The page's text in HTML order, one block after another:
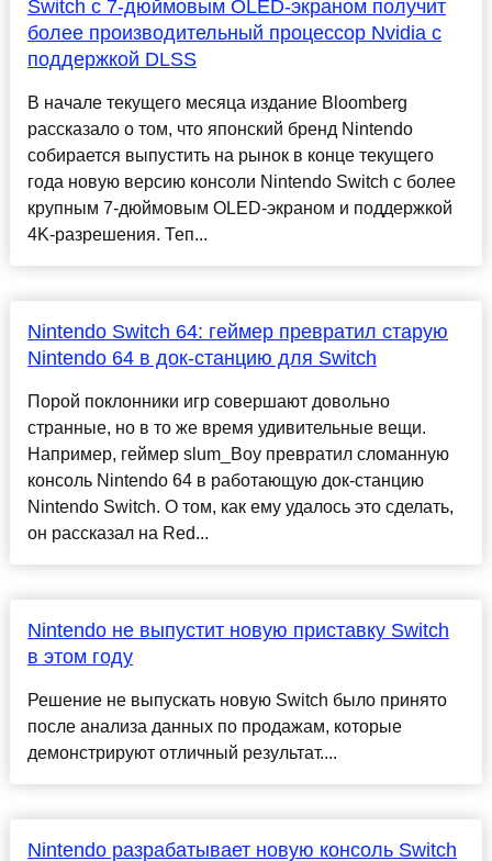
Switch с 7-дюймовым OLED-экраном получит
более производительный процессор Nvidia с
поддержкой DLSS
В начале текущего месяца издание Bloomberg
рассказало о том, что японский бренд Nintendo
собирается выпустить на рынок в конце текущего
года новую версию консоли Nintendo Switch с более
крупным 7-дюймовым OLED-экраном и поддержкой
4K-разрешения. Теп...
Nintendo Switch 64: геймер превратил старую
Nintendo 64 в док-станцию для Switch
Порой поклонники игр совершают довольно
странные, но в то же время удивительные вещи.
Например, геймер slum_Boy превратил сломанную
консоль Nintendo 64 в работающую док-станцию
Nintendo Switch. О том, как ему удалось это сделать,
он рассказал на Red...
Nintendo не выпустит новую приставку Switch
в этом году
Решение не выпускать новую Switch было принято
после анализа данных по продажам, которые
демонстрируют отличный результат....
Nintendo разрабатывает новую консоль Switch